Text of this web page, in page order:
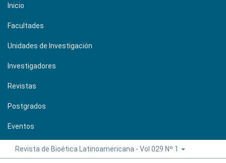
Inicio
Facultades
Unidades de Investigación
Investigadores
Revistas
Postgrados
Eventos
Revista de Bioética Latinoamericana - Vol 029 Nº 1